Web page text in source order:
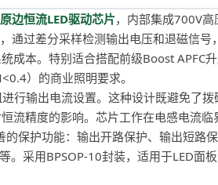
边恒流LED驱动芯片，内部集成700V
通过差分采样检测输出电压和退磁信号
成本。特别适合搭配前级Boost APFC
）的商业照明要求。
行输出电流设置。这种设计既避免了
流精度的影响。芯片工作在电感电流临
的保护功能：输出开路保护、输出短路
。采用BPSOP-10封装，适用于LED面